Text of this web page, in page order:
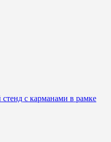
с карманами в рамке